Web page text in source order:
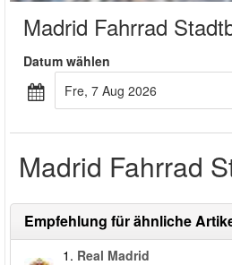
Madrid Fahrrad
Datum wählen
Fre, 7 Aug 2026
Madrid Fahrrad
Empfehlung für ähnliche
1. Real Madrid